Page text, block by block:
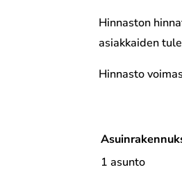
Hinnaston
asiakkaiden
Hinnasto
1 asunto